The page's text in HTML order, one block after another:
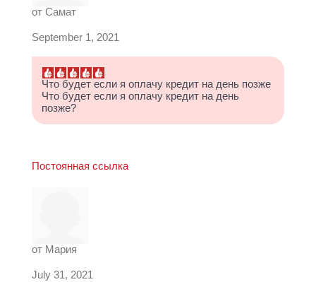
от Самат
September 1, 2021
Что будет если я оплачу кредит на день позже
Что будет если я оплачу кредит на день
позже?
Постоянная ссылка
от Мария
July 31, 2021